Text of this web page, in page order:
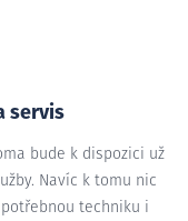
servis
bude k dispozici už
Navíc k tomu nic
techniku i